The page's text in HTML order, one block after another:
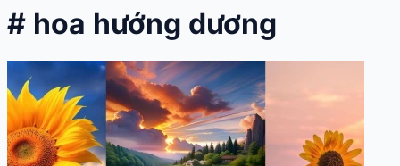
# hoa hướng dương